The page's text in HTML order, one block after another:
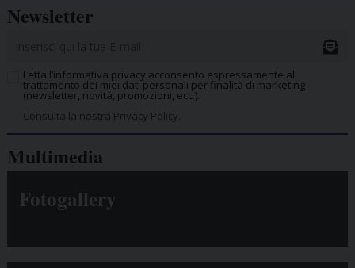
Newsletter
Letta l’informativa privacy acconsento espressamente al
trattamento dei miei dati personali per finalità di marketing
(newsletter, novità, promozioni, ecc.).
Consulta la nostra Privacy Policy.
Multimedia
Fotogallery